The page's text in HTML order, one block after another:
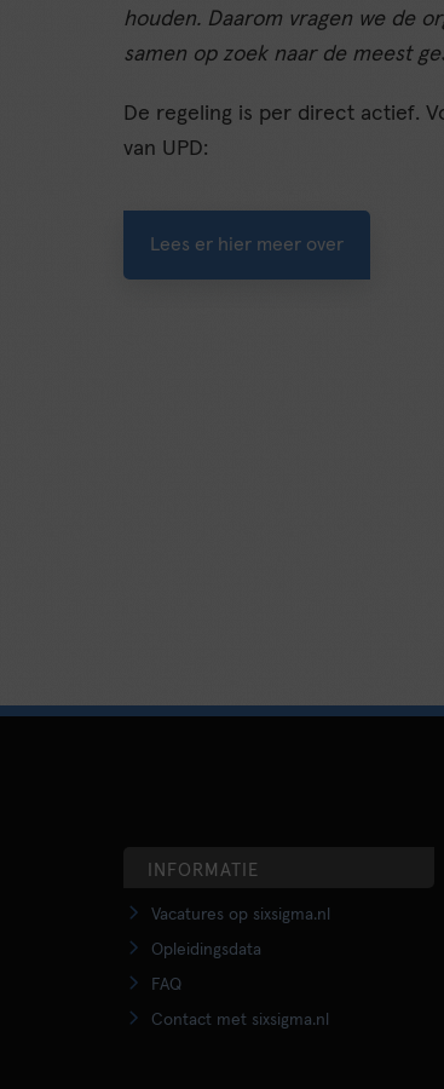
houden. Daarom vragen we de
samen op zoek naar de meest
De regeling is per direct actief.
van UPD:
Lees er hier meer over
INFORMATIE
Vacatures op sixsigma.nl
Opleidingsdata
FAQ
Contact met sixsigma.nl